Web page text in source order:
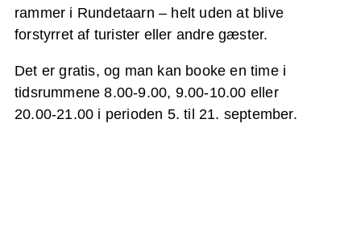
rammer i Rundetaarn – helt uden at blive
forstyrret af turister eller andre gæster.
Det er gratis, og man kan booke en time i
tidsrummene 8.00-9.00, 9.00-10.00 eller
20.00-21.00 i perioden 5. til 21. september.